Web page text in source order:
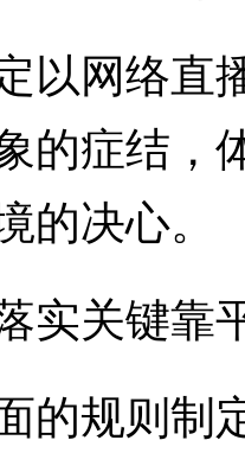
网络直
的症结，
的决心。
关键靠
规则制